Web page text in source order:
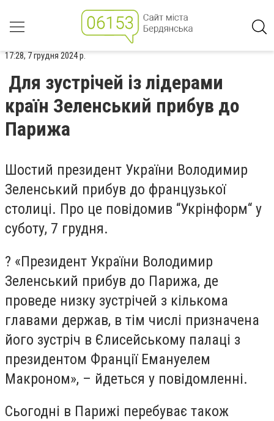
17:28, 7 грудня 2024 р.
Для зустрічей із лідерами
країн Зеленський прибув до
Парижа
Шостий президент України Володимир
Зеленський прибув до французької
столиці. Про це повідомив “Укрінформ“ у
суботу, 7 грудня.
? «Президент України Володимир
Зеленський прибув до Парижа, де
проведе низку зустрічей з кількома
главами держав, в тім числі призначена
його зустріч в Єлисейському палаці з
президентом Франції Емануелем
Макроном», – йдеться у повідомленні.
Сьогодні в Парижі перебуває також